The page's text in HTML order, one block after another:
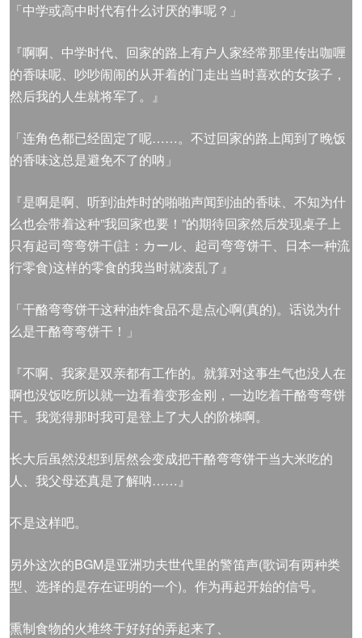
「中学或高中时代有什么讨厌的事呢？」
『啊啊、中学时代、回家的路上有户人家经常那里传出咖喱
的香味呢、吵吵闹闹的从开着的门走出当时喜欢的女孩子，
然后我的人生就将军了。』
「连角色都已经固定了呢……。不过回家的路上闻到了晚饭
的香味这总是避免不了的呐」
『是啊是啊、听到油炸时的啪啪声闻到油的香味、不知为什
么也会带着这种”我回家也要！”的期待回家然后发现桌子上
只有起司弯弯饼干(註：カール、起司弯弯饼干、日本一种流
行零食)这样的零食的我当时就凌乱了』
「干酪弯弯饼干这种油炸食品不是点心啊(真的)。话说为什
么是干酪弯弯饼干！」
『不啊、我家是双亲都有工作的。就算对这事生气也没人在
啊也没饭吃所以就一边看着变形金刚，一边吃着干酪弯弯饼
干。我觉得那时我可是登上了大人的阶梯啊。
长大后虽然没想到居然会变成把干酪弯弯饼干当大米吃的
人、我父母还真是了解呐……』
不是这样吧。
另外这次的BGM是亚洲功夫世代里的警笛声(歌词有两种类
型、选择的是存在证明的一个)。作为再起开始的信号。
熏制食物的火堆终于好好的弄起来了、